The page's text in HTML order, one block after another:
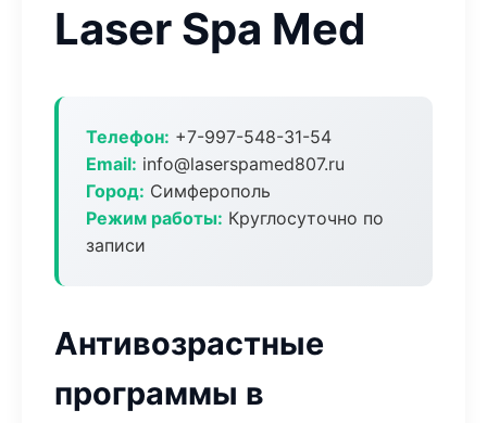
Laser Spa Med
Телефон: +7-997-548-31-54
Email: info@laserspamed807.ru
Город: Симферополь
Режим работы: Круглосуточно по
записи
Антивозрастные
программы в